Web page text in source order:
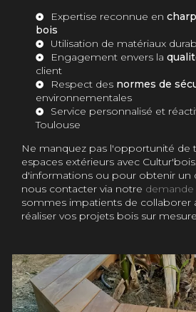
Expertise reconnue en
bois
Utilisation de matériaux
Engagement envers la
client
Respect des normes de
environnementales
Service personnalisé et
Toulouse
Ne manquez pas l'opportunité de
espaces extérieurs avec
d'informations ou pour obtenir un
nous contacter via notre demande
sommes impatients de collaborer
réaliser vos projets bois sur